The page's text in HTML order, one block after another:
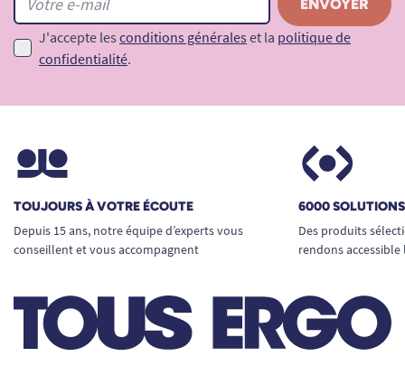
J'accepte les conditions générales et la politique de
confidentialité.
TOUJOURS À VOTRE ÉCOUTE
Depuis 15 ans, notre équipe d’experts vous
conseillent et vous accompagnent
6000
Des produits
rendons